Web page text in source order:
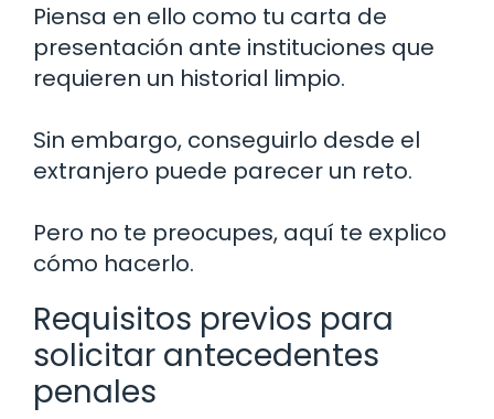
Piensa en ello como tu carta de
presentación ante instituciones que
requieren un historial limpio.
Sin embargo, conseguirlo desde el
extranjero puede parecer un reto.
Pero no te preocupes, aquí te explico
cómo hacerlo.
Requisitos previos para
solicitar antecedentes
penales